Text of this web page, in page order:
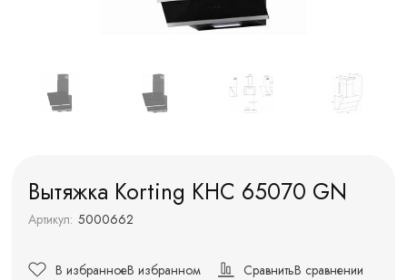
Вытяжка Korting KHC 65070 GN
Артикул: 5000662
В избранноеВ избранном СравнитьВ сравнении